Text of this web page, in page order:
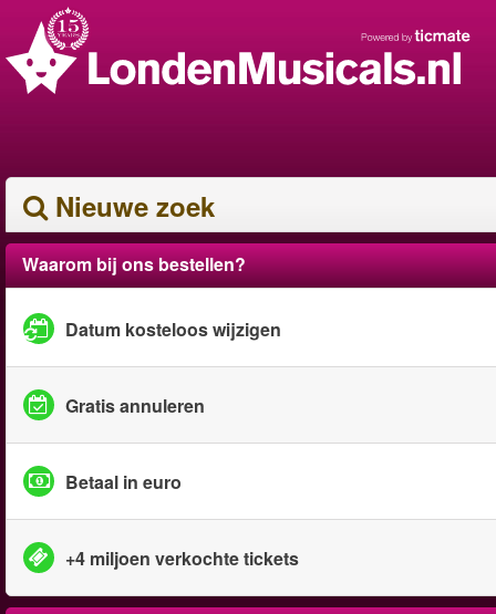
Nieuwe zoek
Waarom bij ons bestellen?
Datum kosteloos wijzigen
Gratis annuleren
Betaal in euro
+4 miljoen verkochte tickets